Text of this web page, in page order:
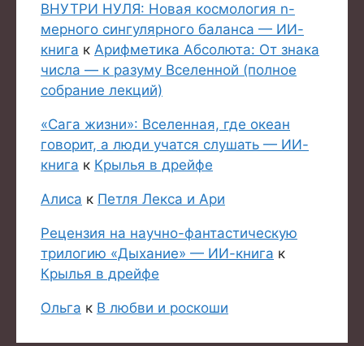
ВНУТРИ НУЛЯ: Новая космология n-
мерного сингулярного баланса — ИИ-
книга к Арифметика Абсолюта: От знака
числа — к разуму Вселенной (полное
собрание лекций)
«Сага жизни»: Вселенная, где океан
говорит, а люди учатся слушать — ИИ-
книга к Крылья в дрейфе
Алиса к Петля Лекса и Ари
Рецензия на научно-фантастическую
трилогию «Дыхание» — ИИ-книга к
Крылья в дрейфе
Ольга к В любви и роскоши